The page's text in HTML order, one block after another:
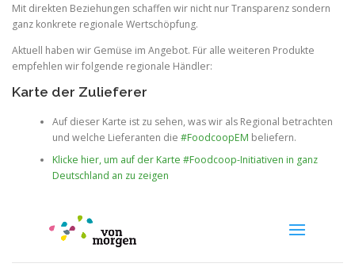
Mit direkten Beziehungen schaffen wir nicht nur Transparenz sondern
ganz konkrete regionale Wertschöpfung.
Aktuell haben wir Gemüse im Angebot. Für alle weiteren Produkte
empfehlen wir folgende regionale Händler:
Karte der Zulieferer
Auf dieser Karte ist zu sehen, was wir als Regional betrachten
und welche Lieferanten die #FoodcoopEM beliefern.
Klicke hier, um auf der Karte #Foodcoop-Initiativen in ganz
Deutschland an zu zeigen